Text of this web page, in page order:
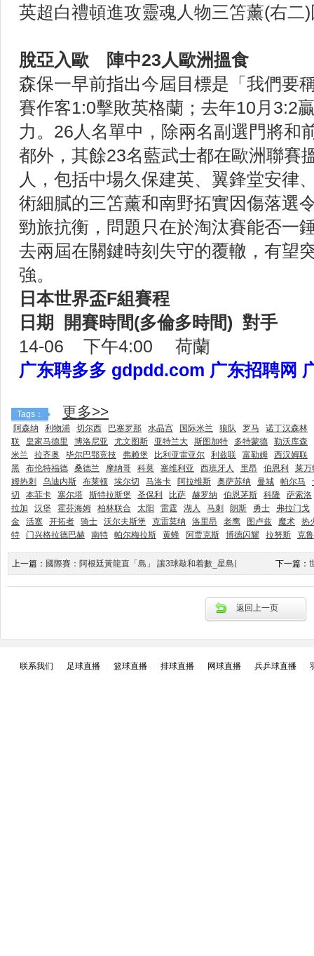
英超白禮頓進攻靈魂人物三笘薰(右二
脫亞入歐 陣中23人歐洲搵食
森保一早前指出今屆目標是「我們要
賽作客1:0擊敗英格蘭；去年10月3:2
力。26人名單中，除兩名副選門將和
都外，其餘23名藍武士都在歐洲聯賽
人，包括中場久保建英、翼鋒堂安律
術細膩的三笘薰和南野拓實因傷落選
勁旅抗衡，問題只在於淘汰賽能否一
去兩屆在關鍵時刻失守的覆轍，有望
強。
日本世界盃F組賽程
日期 開賽時間(多倫多時間) 對手
14-06 下午4:00 荷蘭
广东聘多多 gdpdd.com 广东招聘网
Tags： 更多>>
阿森纳 利物浦 切尔西 巴塞罗那 水晶宫 国际米兰 狼队 罗马
诺丁汉森林
联
皇家马德里 博洛尼亚 尤文图斯 亚特兰大 斯图加特 多特蒙德
勒沃库森
米兰
拉齐奥 毕尔巴鄂竞技 弗赖堡 比利亚雷亚尔 利兹联 富勒姆
西汉姆联
黑
布伦特福德 桑德兰 摩纳哥 科莫 塞维利亚 西班牙人 里昂 伯恩利
莱万
姆热刺
乌迪内斯 布莱顿 埃尔切 马洛卡 阿拉维斯 奥萨苏纳 曼城 帕尔马
切
本菲卡 塞尔塔 斯特拉斯堡 圣保利 比萨 赫罗纳 伯恩茅斯 科隆
萨索洛
拉加
汉堡 霍芬海姆 柏林联合 太阳 雷霆 湖人 马刺 朗斯 勇士
弗拉门戈
金
活塞 开拓者 骑士 沃尔夫斯堡 克雷莫纳 洛里昂 老鹰 图卢兹 魔术
热
特
门兴格拉德巴赫 南特 帕尔梅拉斯 黄蜂 阿贾克斯 博德闪耀 拉努斯 克
上一篇： 國際賽：阿根廷黃龍直「島」 讓3球敲和着數_星島日報 下一篇：
返回上一页
联系我们 足球直播 篮球直播 排球直播 网球直播 兵乒球直播